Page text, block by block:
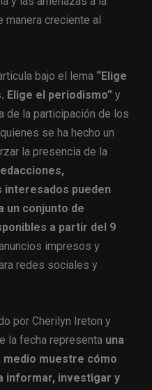
manera creciente al
bajo el lema “Elige
Elige el periodismo” y
de la participación de los
se ha hecho un
la presencia de la
interesados pueden
un conjunto de
a partir del 9
impresos y
redes sociales y
por Cherilyn Ireton y
la fecha representa una
medio muestre cómo
informar, investigar y